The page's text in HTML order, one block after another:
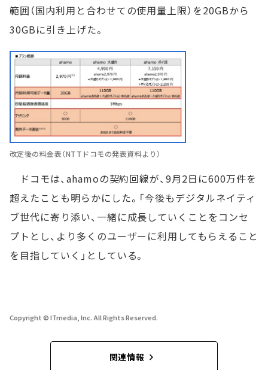
範囲（国内利用と合わせての使用量上限）を20GBから
30GBに引き上げた。
改定後の料金表（NTTドコモの発表資料より）
ドコモは、ahamoの契約回線が、9月2日に600万件を
超えたことも明らかにした。「今後もデジタルネイティ
ブ世代に寄り添い、一緒に成長していくことをコンセ
プトとし、より多くのユーザーに利用してもらえること
を目指していく」としている。
Copyright © ITmedia, Inc. All Rights Reserved.
関連情報